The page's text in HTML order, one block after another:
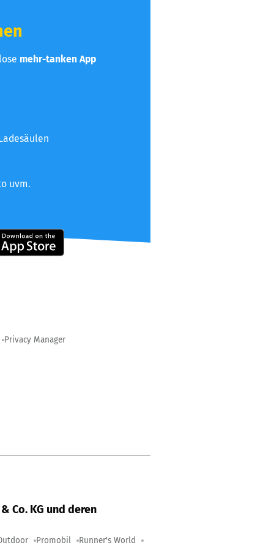
mehr-tanken App
uvm.
Privacy Manager
Co. KG und deren
Promobil Runner's World